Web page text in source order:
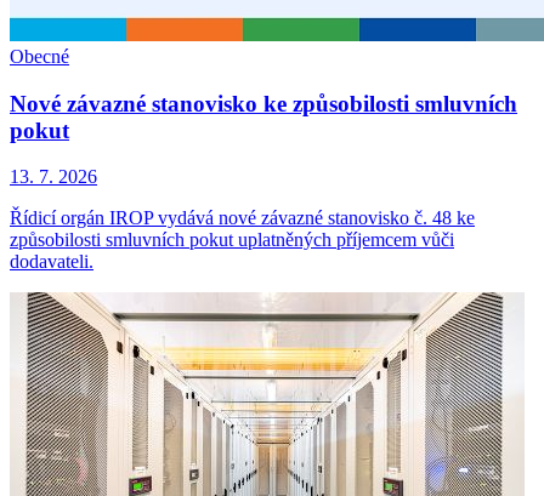
Obecné
Nové závazné stanovisko ke způsobilosti smluvních
pokut
13. 7. 2026
Řídicí orgán IROP vydává nové závazné stanovisko č. 48 ke
způsobilosti smluvních pokut uplatněných příjemcem vůči
dodavateli.